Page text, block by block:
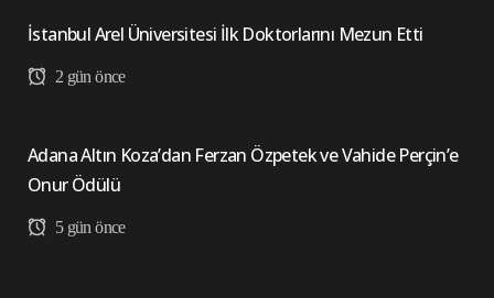
İstanbul Arel Üniversitesi İlk Doktorlarını Mezun Etti
2 gün önce
Adana Altın Koza’dan Ferzan Özpetek ve Vahide Perçin’e
Onur Ödülü
5 gün önce